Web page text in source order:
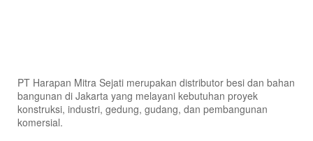
PT Harapan Mitra Sejati merupakan distributor besi dan bahan
bangunan di Jakarta yang melayani kebutuhan proyek
konstruksi, industri, gedung, gudang, dan pembangunan
komersial.